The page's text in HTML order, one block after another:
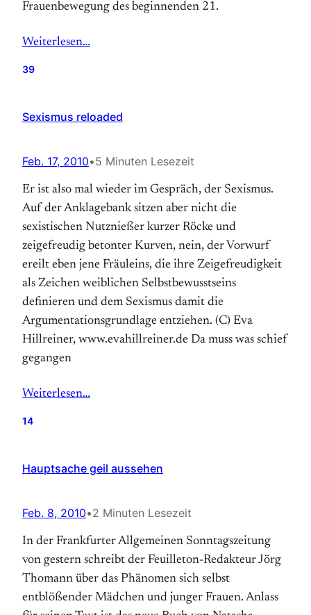
Frauenbewegung des beginnenden 21.
Weiterlesen…
39
Sexismus reloaded
Feb. 17, 2010•5 Minuten Lesezeit
Er ist also mal wieder im Gespräch, der Sexismus.
Auf der Anklagebank sitzen aber nicht die
sexistischen Nutznießer kurzer Röcke und
zeigefreudig betonter Kurven, nein, der Vorwurf
ereilt eben jene Fräuleins, die ihre Zeigefreudigkeit
als Zeichen weiblichen Selbstbewusstseins
definieren und dem Sexismus damit die
Argumentationsgrundlage entziehen. (C) Eva
Hillreiner, www.evahillreiner.de Da muss was schief
gegangen
Weiterlesen…
14
Hauptsache geil aussehen
Feb. 8, 2010•2 Minuten Lesezeit
In der Frankfurter Allgemeinen Sonntagszeitung
von gestern schreibt der Feuilleton-Redakteur Jörg
Thomann über das Phänomen sich selbst
entblößender Mädchen und junger Frauen. Anlass